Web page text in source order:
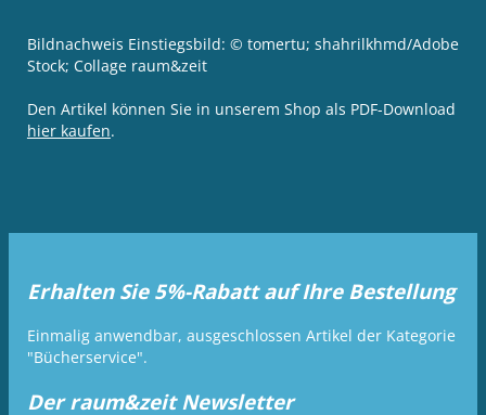
Bildnachweis Einstiegsbild: © tomertu; shahrilkhmd/Adobe
Stock; Collage raum&zeit
Den Artikel können Sie in unserem Shop als PDF-Download
hier kaufen.
Erhalten Sie 5%-Rabatt auf Ihre Bestellung
Einmalig anwendbar, ausgeschlossen Artikel der Kategorie
"Bücherservice".
Der raum&zeit Newsletter